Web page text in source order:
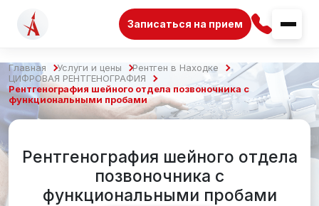
Записаться на прием
Главная Услуги и цены
Рентген в Находке
ЦИФРОВАЯ РЕНТГЕНОГРАФИЯ
Рентгенография шейного отдела позвоночника с
функциональными пробами
Рентгенография шейного отдела
позвоночника с
функциональными пробами